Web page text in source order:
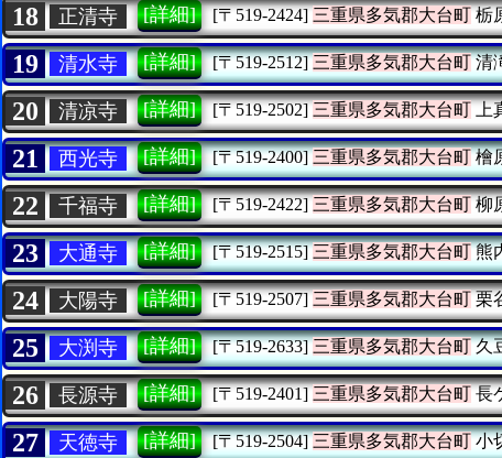
18 正清寺 [詳細] [〒519-2424] 三重県多気郡大台町栃
19 清水寺 [詳細] [〒519-2512] 三重県多気郡大台町清
20 清凉寺 [詳細] [〒519-2502] 三重県多気郡大台町上
21 西光寺 [詳細] [〒519-2400] 三重県多気郡大台町檜
22 千福寺 [詳細] [〒519-2422] 三重県多気郡大台町柳
23 大通寺 [詳細] [〒519-2515] 三重県多気郡大台町熊
24 大陽寺 [詳細] [〒519-2507] 三重県多気郡大台町栗
25 大渕寺 [詳細] [〒519-2633] 三重県多気郡大台町久
26 長源寺 [詳細] [〒519-2401] 三重県多気郡大台町長
27 天徳寺 [詳細] [〒519-2504] 三重県多気郡大台町小